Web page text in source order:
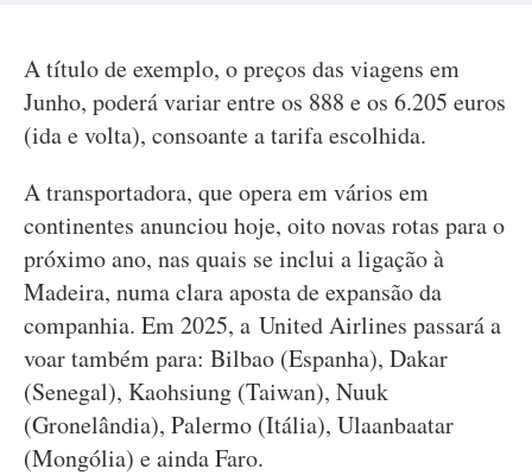
A título de exemplo, o preços das viagens em
Junho, poderá variar entre os 888 e os 6.205 euros
(ida e volta), consoante a tarifa escolhida.
A transportadora, que opera em vários em
continentes anunciou hoje, oito novas rotas para o
próximo ano, nas quais se inclui a ligação à
Madeira, numa clara aposta de expansão da
companhia. Em 2025, a United Airlines passará a
voar também para: Bilbao (Espanha), Dakar
(Senegal), Kaohsiung (Taiwan), Nuuk
(Gronelândia), Palermo (Itália), Ulaanbaatar
(Mongólia) e ainda Faro.